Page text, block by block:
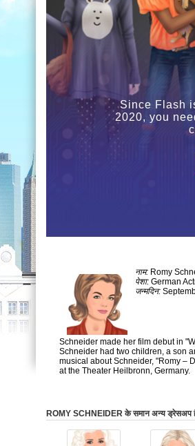
Since Flash
2020, you
नाम: Romy
पेशा: German
जन्मदिन:
Schneider made her film debut in
Schneider had two children, a son
musical about Schneider, "Romy –
at the Theater Heilbronn, Germany.
ROMY SCHNEIDER के समान अन्य ड्रेसअप